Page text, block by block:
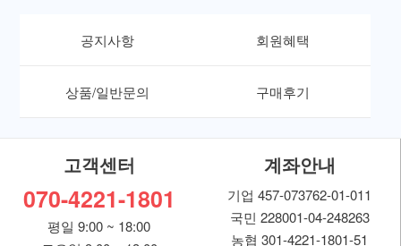
공지사항 회원혜택
상품/일반문의 구매후기
고객센터
070-4221-1801
평일 9:00 ~ 18:00
계좌안내
기업 457-073762-01-011
국민 228001-04-248263
농협 301-4221-1801-51